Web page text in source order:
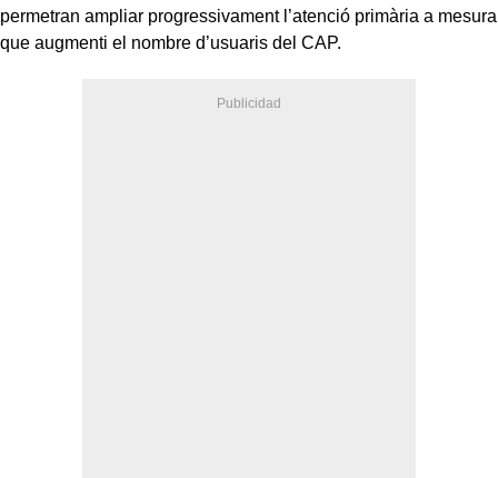
permetran ampliar progressivament l’atenció primària a mesura
que augmenti el nombre d’usuaris del CAP.